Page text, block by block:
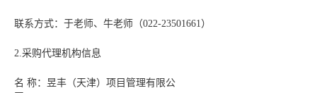
联系方式：于老师、牛老师（022-23501661）
2.采购代理机构信息
名 称：昱丰（天津）项目管理有限公